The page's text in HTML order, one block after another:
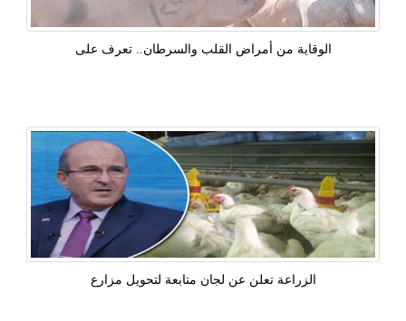
الوقاية من أمراض القلب والسرطان.. تعرف على
الزراعة تعلن عن لجان متابعة لتحويل مزارع